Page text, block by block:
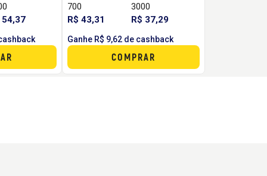
54,37
700
R$ 43,31
3000
R$ 37,29
Ganhe R$ 9,62 de cashback
COMPRAR